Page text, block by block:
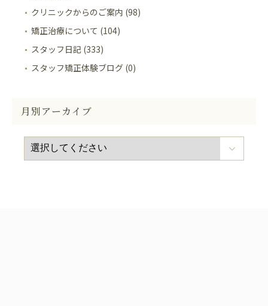
クリニックからのご案内 (98)
矯正治療について (104)
スタッフ日記 (333)
スタッフ矯正体験ブログ (0)
月別アーカイブ